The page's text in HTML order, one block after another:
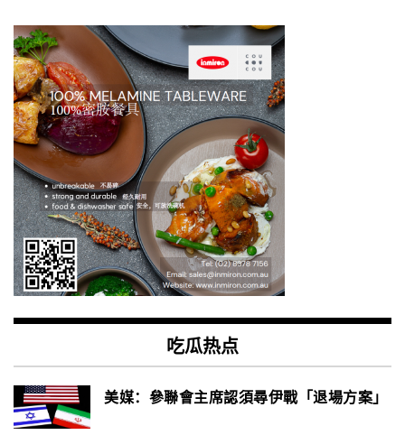
吃瓜热点
美媒：參聯會主席認須尋伊戰「退場方案」